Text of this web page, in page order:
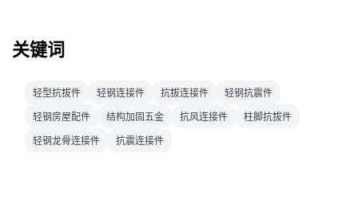
关键词
轻型抗拔件 轻钢连接件 抗拔连接件
轻钢抗震件
轻钢房屋配件
结构加固五金 抗风连接件
柱脚抗拔件
轻钢龙骨连接件
抗震连接件